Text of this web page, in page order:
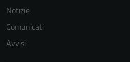
Notizie
Comunicati
Avvisi